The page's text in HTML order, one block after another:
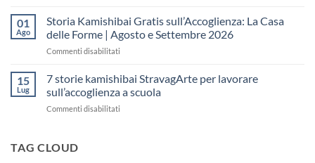
una
lezione
dell’Accoglienza:
Giorni
Kamishibai
da
sceglierle
01
Ago
Storia Kamishibai Gratis sull’Accoglienza: La Casa
delle Forme | Agosto e Settembre 2026
Commenti disabilitati
Kamishibai
sull’Accoglienza:
15
Lug
7 storie kamishibai StravagArte per lavorare
sull’accoglienza a scuola
Commenti disabilitati
TAG CLOUD